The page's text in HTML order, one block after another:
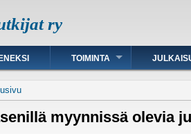
ry
TOIMINTA
myynnissä olevia